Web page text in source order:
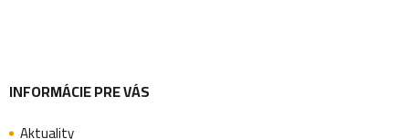
eINFORMÁCIE PRE VÁS
Aktuality